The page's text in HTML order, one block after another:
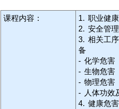
课程内容：
1. 职业健
2. 安全管
3. 相关工
备
- 化学危害
- 生物危害
- 物理危害
- 人体功效
4. 健康危